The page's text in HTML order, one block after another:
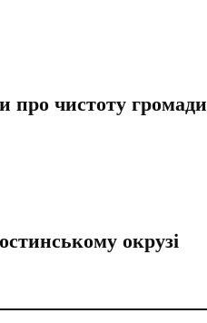
про чистоту громади
окрузі